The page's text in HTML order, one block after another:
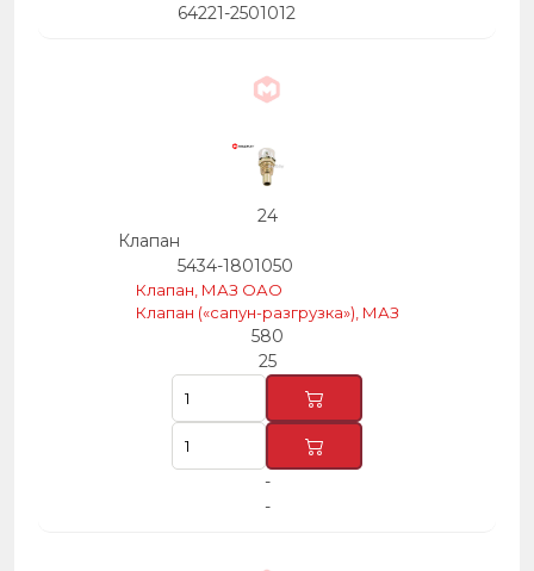
64221-2501012
24
Клапан
5434-1801050
Клапан, МАЗ ОАО
Клапан («сапун-разгрузка»), МАЗ
580
25
-
-